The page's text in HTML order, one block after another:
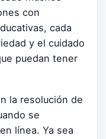
con
cada
y el cuidado
puedan tener
la resolución de
se
línea. Ya sea